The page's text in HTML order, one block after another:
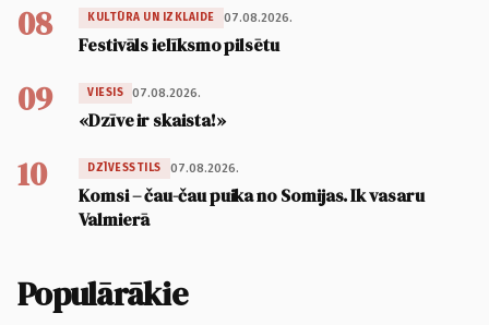
08 KULTŪRA UN IZKLAIDE 07.08.2026.
Festivāls ielīksmo pilsētu
09 VIESIS 07.08.2026.
«Dzīve ir skaista!»
10 DZĪVESSTILS 07.08.2026.
Komsi – čau-čau puika no Somijas. Ik vasaru
Valmierā
Populārākie